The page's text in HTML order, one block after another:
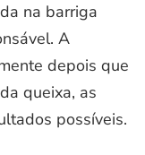
na barriga
A
depois que
queixa, as
possíveis.